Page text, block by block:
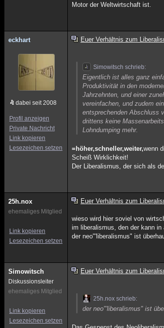
Motor der Weltwirtschaft ist.
eckhart
dabei seit 2008
Profil anzeigen
Private Nachricht
Link kopieren
Lesezeichen setzen
Euer Verhältnis zum
Simowitsch schrieb:
Eigentlich ist alles ganz
Produktivität in den
Jahrzehnten, und einer
vereinfachen, und zudem
entsprechenden Abschluss
drittens keine
Lohndumping mehr.
=höher,schneller,weiter,wenn
Scheiß Wirklichkeit!
Der Liberalismus, der sich als
25h.nox
ehemaliges Mitglied
Link kopieren
Lesezeichen setzen
Euer Verhältnis zum
wieso wird hier soviel von
im liberalismus, den der kann
der neo"'liberalismus" ist
Simowitsch
Diskussionsleiter
ehemaliges Mitglied
Link kopieren
Lesezeichen setzen
Euer Verhältnis zum
25h.nox schrieb:
der neo"'liberalismus" ist